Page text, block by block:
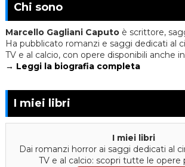
Chi sono
Marcello Gagliani Caputoè scrittore,
Ha pubblicato romanzi e saggi dedicati al
TV e al calcio, con opere disponibili anche
→ Leggi la biografia completa
I miei libri
I miei libri
Dai romanzi horror ai saggi dedicati al
TV e al calcio: scopri tutte le opere